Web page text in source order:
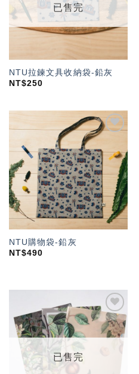
已售完
NTU拉鍊文具收納袋-鉛灰
NT$250
望輕
單」
NTU購物袋-鉛灰
NT$490
加入
「願
望輕
已售完